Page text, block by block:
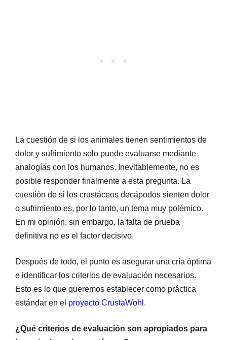
La cuestión de si los animales tienen sentimientos de
dolor y sufrimiento solo puede evaluarse mediante
analogías con los humanos. Inevitablemente, no es
posible responder finalmente a esta pregunta. La
cuestión de si los crustáceos decápodos sienten dolor
o sufrimiento es, por lo tanto, un tema muy polémico.
En mi opinión, sin embargo, la falta de prueba
definitiva no es el factor decisivo.
Después de todo, el punto es asegurar una cría óptima
e identificar los criterios de evaluación necesarios.
Esto es lo que queremos establecer como práctica
estándar en el proyecto CrustaWohl .
¿Qué criterios de evaluación son apropiados para